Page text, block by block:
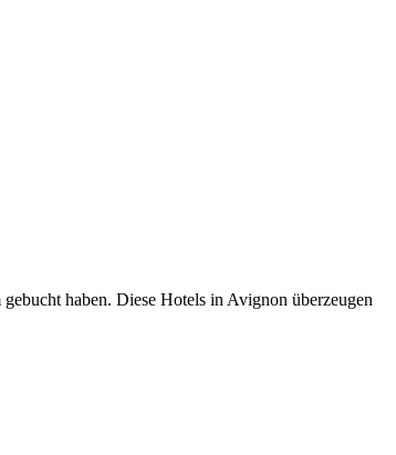
haben. Diese Hotels in Avignon überzeugen